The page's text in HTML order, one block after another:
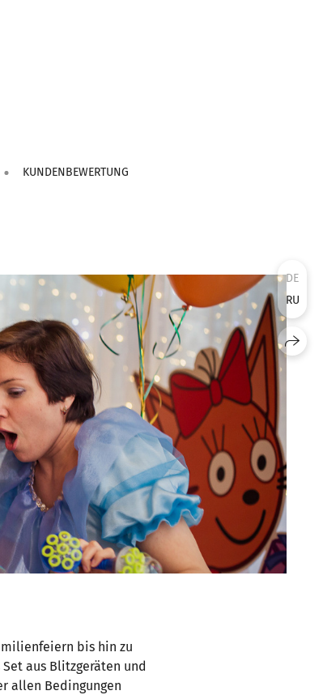
KUNDENBEWERTUNG
bis hin zu
aus Blitzgeräten und
allen Bedingungen
DE
RU